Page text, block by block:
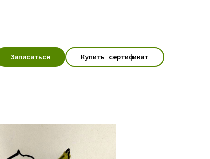
Записаться Купить сертификат